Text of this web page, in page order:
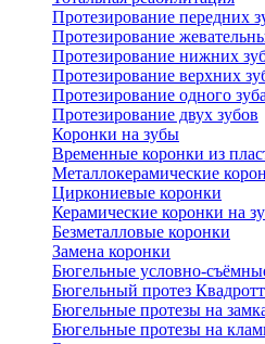
Протезирование передних
Протезирование
Протезирование нижних
Протезирование верхних
Протезирование одного зуба
Протезирование двух зубов
Коронки на зубы
Временные коронки из
Металлокерамические
Циркониевые коронки
Керамические коронки на
Безметалловые коронки
Замена коронки
Бюгельные условно-
Бюгельный протез
Бюгельные протезы на
Бюгельные протезы на